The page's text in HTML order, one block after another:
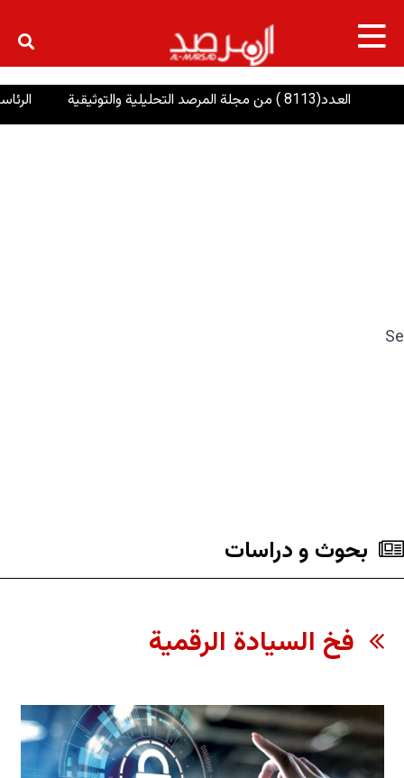
× الرئاسات:
بحوث و دراسات
فخ السيادة الرقمية